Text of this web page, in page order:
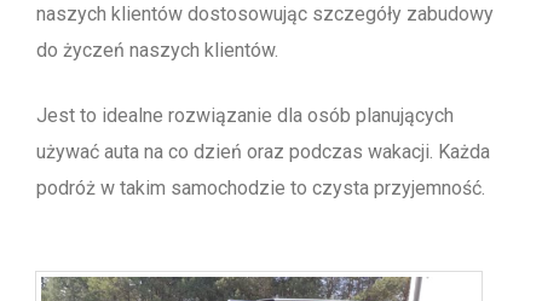
naszych klientów dostosowując szczegóły zabudowy
do życzeń naszych klientów.
Jest to idealne rozwiązanie dla osób planujących
używać auta na co dzień oraz podczas wakacji. Każda
podróż w takim samochodzie to czysta przyjemność.